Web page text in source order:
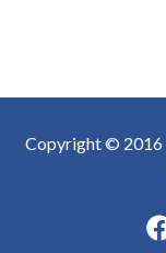
Copyright © 2016